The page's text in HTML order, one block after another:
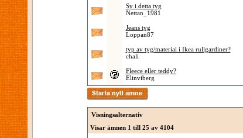
Sy i detta tyg
Nettan_1981
Jeans tyg
Loppan87
typ av tyg/material i Ikea rullgardiner?
chali
Fleece eller teddy?
Elinviberg
Visningsalternativ
Visar ämnen 1 till 25 av 4104